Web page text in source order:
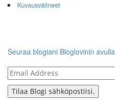
Kuvausvälineet
Seuraa blogiani Bloglovinin avulla
Email
Address
Tilaa Blogi sähköpostiisi.